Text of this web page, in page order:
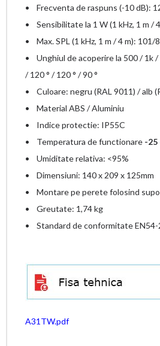
• Frecventa de raspuns (-10 dB):
• Sensibilitate la 1 W (1 kHz, 1 m /
• Max. SPL (1 kHz, 1 m / 4 m): 101/
• Unghiul de acoperire la 500 / 1k /
/ 120 ° / 120 ° / 90 °
• Culoare: negru (RAL 9011) / alb
• Material ABS / Aluminiu
• Indice protectie: IP55C
• Temperatura de functionare -25
• Umiditate relativa: <95%
• Dimensiuni: 140 x 209 x 125mm
• Montare pe perete folosind
• Greutate: 1,74 kg
• Standard de conformitate EN54-
A31TW.pdf